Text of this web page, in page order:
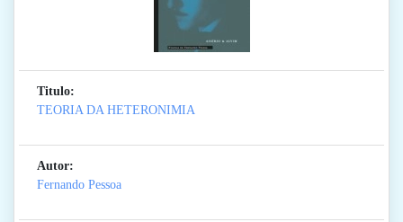
Titulo:
TEORIA DA HETERONIMIA
Autor:
Fernando Pessoa